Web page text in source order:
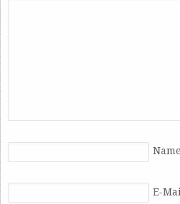
Name
E-